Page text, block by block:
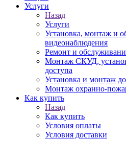
Услуги
Назад
Услуги
Установка, монтаж и
видеонаблюдения
Ремонт и
Монтаж СКУД,
доступа
Установка и монтаж
Монтаж охранно-
Как купить
Назад
Как купить
Условия оплаты
Условия доставки